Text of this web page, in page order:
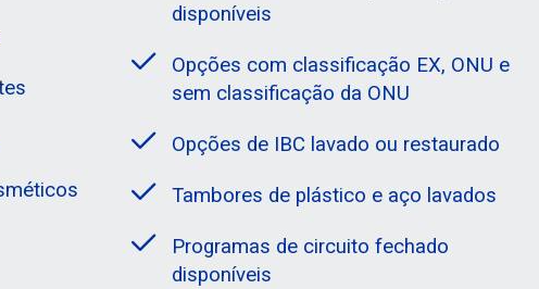
disponíveis
Opções com classificação EX, ONU e
sem classificação da ONU
Opções de IBC lavado ou restaurado
Tambores de plástico e aço lavados
Programas de circuito fechado
disponíveis